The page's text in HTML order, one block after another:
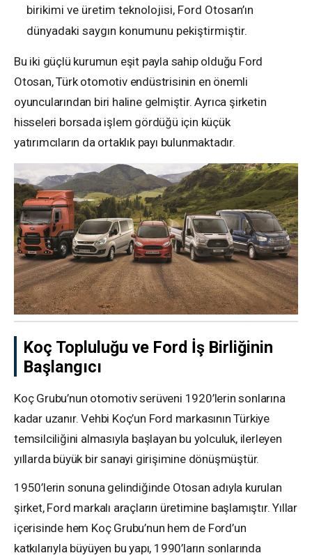
birikimi ve üretim teknolojisi, Ford Otosan’ın
dünyadaki saygın konumunu pekiştirmiştir.
Bu iki güçlü kurumun eşit payla sahip olduğu Ford
Otosan, Türk otomotiv endüstrisinin en önemli
oyuncularından biri haline gelmiştir. Ayrıca şirketin
hisseleri borsada işlem gördüğü için küçük
yatırımcıların da ortaklık payı bulunmaktadır.
Koç Topluluğu ve Ford İş Birliğinin
Başlangıcı
Koç Grubu’nun otomotiv serüveni 1920’lerin sonlarına
kadar uzanır. Vehbi Koç’un Ford markasının Türkiye
temsilciliğini almasıyla başlayan bu yolculuk, ilerleyen
yıllarda büyük bir sanayi girişimine dönüşmüştür.
1950’lerin sonuna gelindiğinde Otosan adıyla kurulan
şirket, Ford markalı araçların üretimine başlamıştır. Yıllar
içerisinde hem Koç Grubu’nun hem de Ford’un
katkılarıyla büyüyen bu yapı, 1990’ların sonlarında